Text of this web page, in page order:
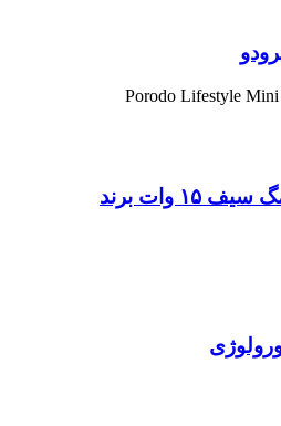
Porodo Lifestyle
هولدر و شارژر بی‌سیم مگ سیف ۱۵ وات برند